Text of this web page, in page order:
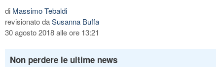
di Massimo Tebaldi
revisionato daSusanna Buffa
30 agosto 2018 alle ore 13:21
Non perdere le ultime news